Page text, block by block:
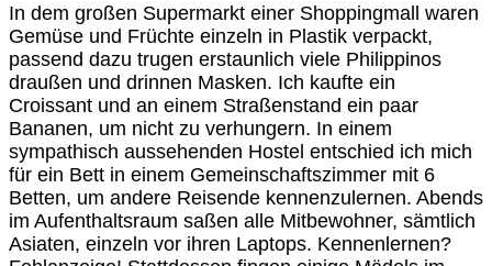
In dem großen Supermarkt einer Shoppingmall waren
Gemüse und Früchte einzeln in Plastik verpackt,
passend dazu trugen erstaunlich viele Philippinos
draußen und drinnen Masken. Ich kaufte ein
Croissant und an einem Straßenstand ein paar
Bananen, um nicht zu verhungern. In einem
sympathisch aussehenden Hostel entschied ich mich
für ein Bett in einem Gemeinschaftszimmer mit 6
Betten, um andere Reisende kennenzulernen. Abends
im Aufenthaltsraum saßen alle Mitbewohner, sämtlich
Asiaten, einzeln vor ihren Laptops. Kennenlernen?